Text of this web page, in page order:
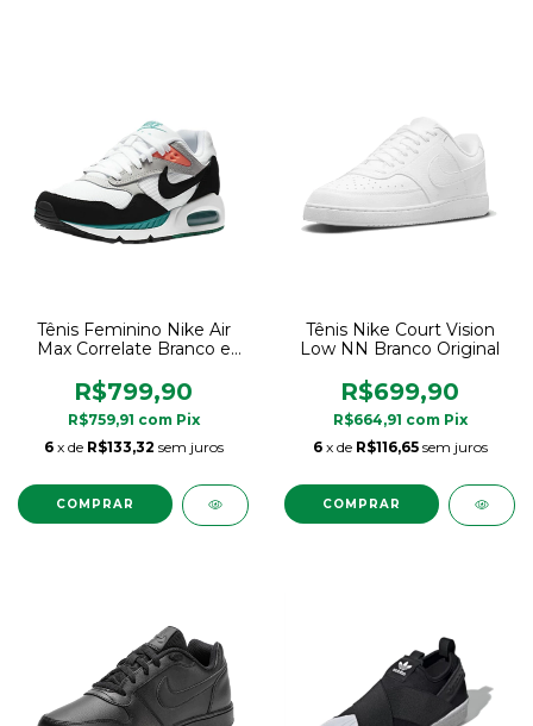
Tênis Feminino Nike Air
Max Correlate Branco e
R$799,90
R$759,91 com Pix
6 x de R$133,32 sem juros
COMPRAR
Tênis Nike Court Vision
Low NN Branco Original
R$699,90
R$664,91 com Pix
6 x de R$116,65 sem juros
COMPRAR